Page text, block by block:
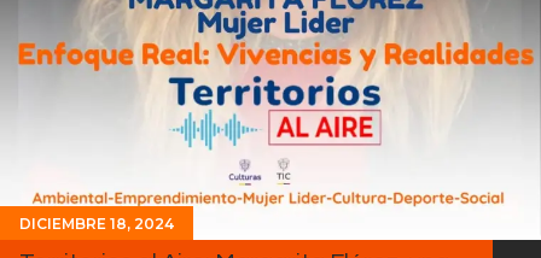
Sobre Nosotros
Contactos
DICIEMBRE 18, 2024